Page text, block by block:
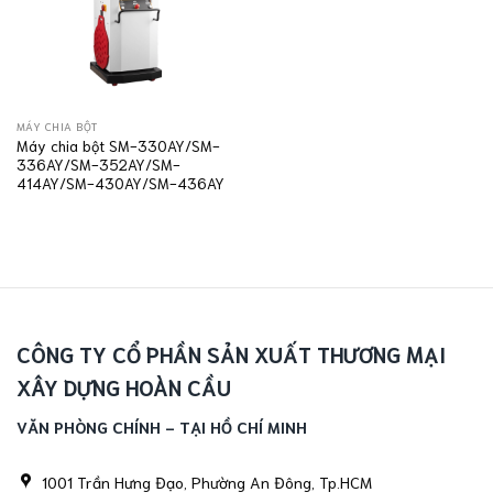
MÁY CHIA BỘT
Máy chia bột SM-330AY/SM-
336AY/SM-352AY/SM-
414AY/SM-430AY/SM-436AY
CÔNG TY CỔ PHẦN SẢN XUẤT THƯƠNG MẠI
XÂY DỰNG HOÀN CẦU
VĂN PHÒNG CHÍNH - TẠI HỒ CHÍ MINH
1001 Trần Hưng Đạo, Phường An Đông, Tp.HCM